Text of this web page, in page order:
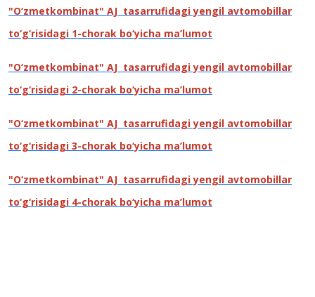
"O‘zmetkombinat" AJ tasarrufidagi yengil avtomobillar
to‘g‘risidagi 1-chorak bo‘yicha ma’lumot
"O‘zmetkombinat" AJ tasarrufidagi yengil avtomobillar
to‘g‘risidagi 2-chorak bo‘yicha ma’lumot
"O‘zmetkombinat" AJ tasarrufidagi yengil avtomobillar
to‘g‘risidagi 3-chorak bo‘yicha ma’lumot
"O‘zmetkombinat" AJ tasarrufidagi yengil avtomobillar
to‘g‘risidagi 4-chorak bo‘yicha ma’lumot